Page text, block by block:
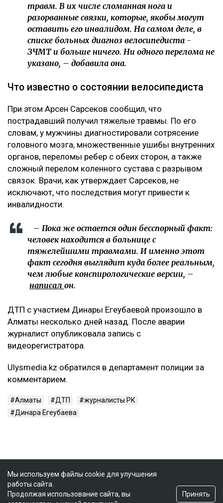
травм. В их числе сломанная нога и
разорванные связки, которые, якобы могут
оставить его инвалидом. На самом деле, в
списке больных диагноз велосипедиста -
ЗЧМТ и больше ничего. Ни одного перелома не
указано, – добавила она.
Что известно о состоянии велосипедиста
При этом Арсен Сарсеков сообщил, что
пострадавший получил тяжелые травмы. По его
словам, у мужчины диагностировали сотрясение
головного мозга, множественные ушибы внутренних
органов, переломы ребер с обеих сторон, а также
сложный перелом коленного сустава с разрывом
связок. Врачи, как утверждает Сарсеков, не
исключают, что последствия могут привести к
инвалидности.
– Пока же остается один бесспорный факт:
человек находится в больнице с
тяжелейшими травмами. И именно этот
факт сегодня выглядит куда более реальным,
чем любые конспирологические версии, –
написал он.
ДТП с участием Динары Егеубаевой произошло в
Алматы несколько дней назад. После аварии
журналист опубликовала запись с
видеорегистратора.
Ulysmedia.kz обратился в департамент полиции за
комментарием.
Алматы ДТП
журналисты РК
Динара Егеубаева
Мы используем файлы cookie для улучшения
работы сайта.
Продолжая использование сайта, вы
Принять